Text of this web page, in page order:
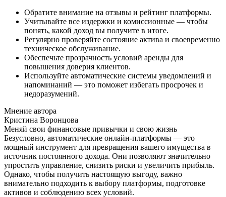
Обратите внимание на отзывы и рейтинг платформы.
Учитывайте все издержки и комиссионные — чтобы
понять, какой доход вы получите в итоге.
Регулярно проверяйте состояние актива и своевременно
техническое обслуживание.
Обеспечьте прозрачность условий аренды для
повышения доверия клиентов.
Используйте автоматические системы уведомлений и
напоминаний — это поможет избегать просрочек и
недоразумений.
Мнение автора
Кристина Воронцова
Меняй свои финансовые привычки и свою жизнь
Безусловно, автоматические онлайн-платформы — это
мощный инструмент для превращения вашего имущества в
источник постоянного дохода. Они позволяют значительно
упростить управление, снизить риски и увеличить прибыль.
Однако, чтобы получить настоящую выгоду, важно
внимательно подходить к выбору платформы, подготовке
активов и соблюдению всех условий.